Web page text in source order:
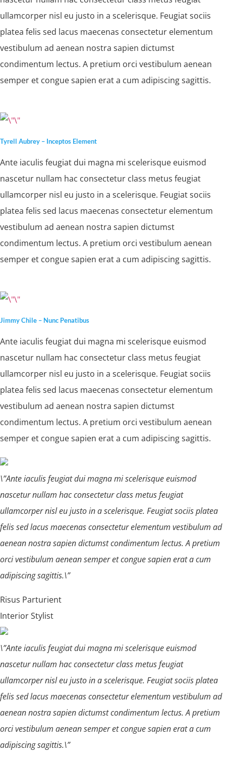
ullamcorper nisl eu justo in a scelerisque. Feugiat sociis
platea felis sed lacus maecenas consectetur elementum
vestibulum ad aenean nostra sapien dictumst
condimentum lectus. A pretium orci vestibulum aenean
semper et congue sapien erat a cum adipiscing sagittis.
Tyrell Aubrey – Inceptos Element
Ante iaculis feugiat dui magna mi scelerisque euismod
nascetur nullam hac consectetur class metus feugiat
ullamcorper nisl eu justo in a scelerisque. Feugiat sociis
platea felis sed lacus maecenas consectetur elementum
vestibulum ad aenean nostra sapien dictumst
condimentum lectus. A pretium orci vestibulum aenean
semper et congue sapien erat a cum adipiscing sagittis.
Jimmy Chile – Nunc Penatibus
Ante iaculis feugiat dui magna mi scelerisque euismod
nascetur nullam hac consectetur class metus feugiat
ullamcorper nisl eu justo in a scelerisque. Feugiat sociis
platea felis sed lacus maecenas consectetur elementum
vestibulum ad aenean nostra sapien dictumst
condimentum lectus. A pretium orci vestibulum aenean
semper et congue sapien erat a cum adipiscing sagittis.
\”Ante iaculis feugiat dui magna mi scelerisque euismod
nascetur nullam hac consectetur class metus feugiat
ullamcorper nisl eu justo in a scelerisque. Feugiat sociis platea
felis sed lacus maecenas consectetur elementum vestibulum ad
aenean nostra sapien dictumst condimentum lectus. A pretium
orci vestibulum aenean semper et congue sapien erat a cum
adipiscing sagittis.\”
Risus Parturient
Interior Stylist
\”Ante iaculis feugiat dui magna mi scelerisque euismod
nascetur nullam hac consectetur class metus feugiat
ullamcorper nisl eu justo in a scelerisque. Feugiat sociis platea
felis sed lacus maecenas consectetur elementum vestibulum ad
aenean nostra sapien dictumst condimentum lectus. A pretium
orci vestibulum aenean semper et congue sapien erat a cum
adipiscing sagittis.\”